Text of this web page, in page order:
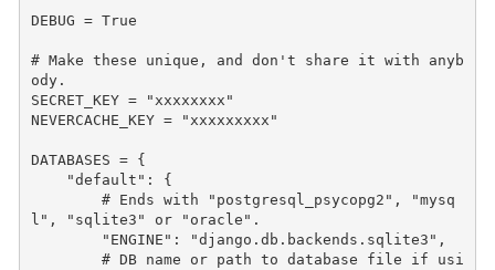
DEBUG = True
# Make these unique, and don't share it with anyb
ody.
SECRET_KEY =
"xxxxxxxx"
NEVERCACHE_KEY = "xxxxxxxxx"
DATABASES =
{
"default" :
{
# Ends with "postgresql_psycopg2", "mysq
l", "sqlite3" or "oracle".
"ENGINE" : "django.db.backends.sqlite3" ,
# DB name or path to database file if usi